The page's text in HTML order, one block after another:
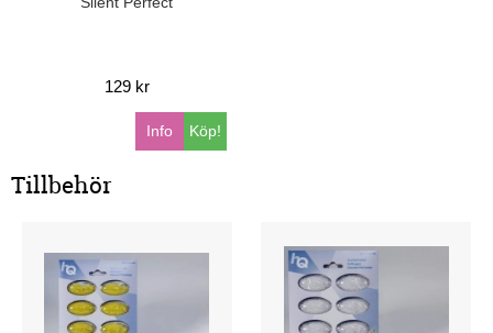
129 kr
Köp!
Info
Tillbehör